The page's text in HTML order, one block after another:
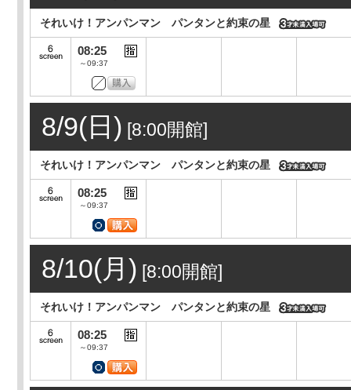
それいけ！アンパンマン パンタンと約束の星
08:25
～09:37
8/9(日) [8:00開館]
それいけ！アンパンマン パンタンと約束の星
08:25
～09:37
8/10(月) [8:00開館]
それいけ！アンパンマン パンタンと約束の星
08:25
～09:37